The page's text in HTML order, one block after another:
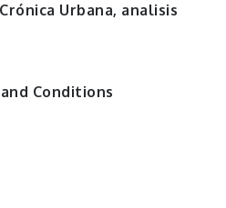
Urbana, analisis
Conditions